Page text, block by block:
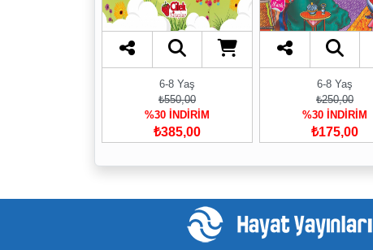
6-8 Yaş
₺550,00
%30 İNDİRİM
₺385,00
6-8 Yaş
₺250,00
%30 İNDİRİM
₺175,00